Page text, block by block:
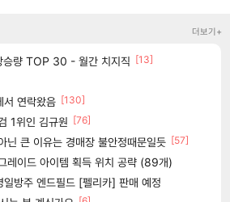
더보기+
승량 TOP 30 - 월간 치지직 [13]
서 연락왔음 [130]
1위인 김규원
[76]
닌 큰 이유는 경매장 불안정때문일듯 [57]
레이드 아이템 획득 위치 공략 (89개)
일방주 엔드필드 [펠리카] 판매 예정